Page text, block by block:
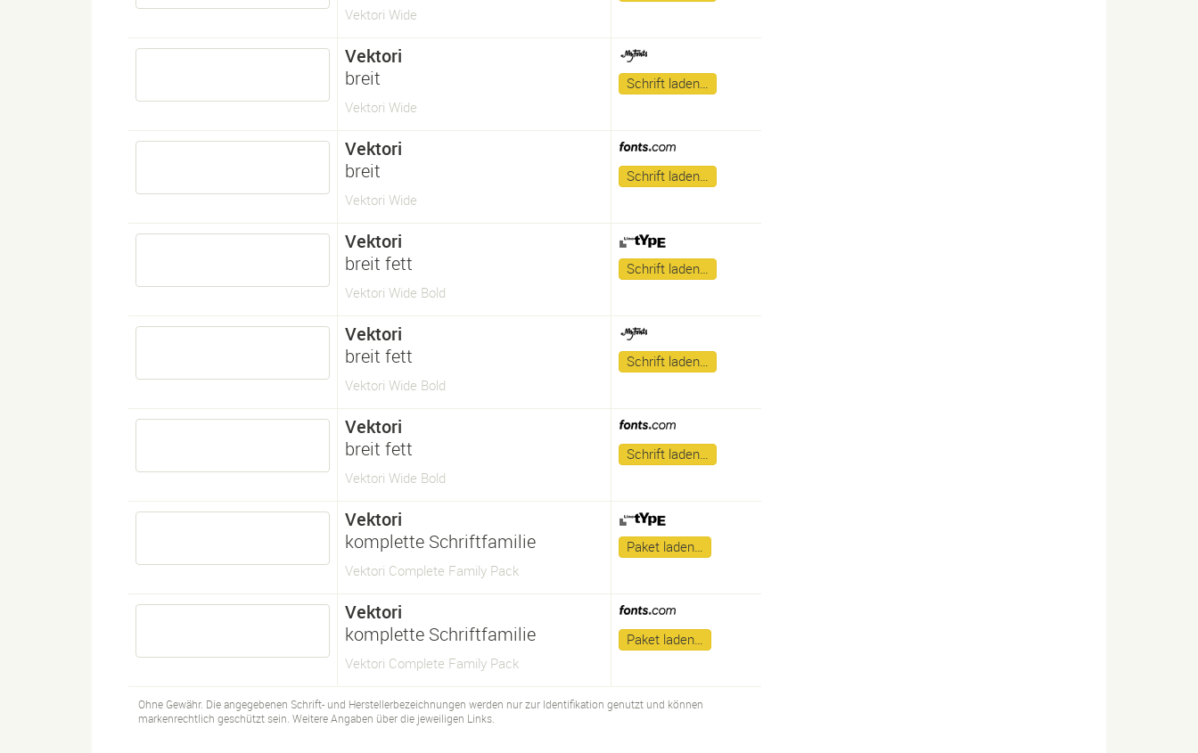
Vektori Wide
Vektori
breit
Vektori Wide
Schrift laden…
Vektori
breit
Vektori Wide
Schrift laden…
Vektori
breit fett
Vektori Wide Bold
Schrift laden…
Vektori
breit fett
Vektori Wide Bold
Schrift laden…
Vektori
breit fett
Vektori Wide Bold
Schrift laden…
Vektori
komplette Schriftfamilie
Vektori Complete Family Pack
Paket laden…
Vektori
komplette Schriftfamilie
Vektori Complete Family Pack
Paket laden…
Ohne Gewähr. Die angegebenen Schrift- und Herstellerbezeichnungen werden nur zur Identifikation genutzt und können
markenrechtlich geschützt sein. Weitere Angaben über die jeweiligen Links.